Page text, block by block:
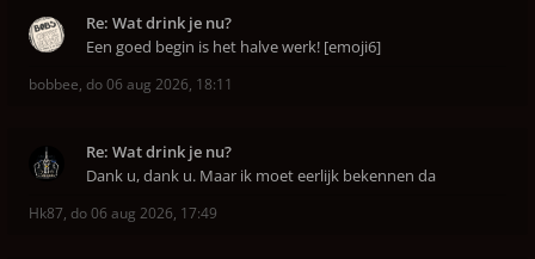
Re: Wat drink je nu?
Een goed begin is het halve werk! [emoji6]
bobbee, do 06 aug 2026, 18:11
Re: Wat drink je nu?
Dank u, dank u. Maar ik moet eerlijk bekennen da
Hk87, do 06 aug 2026, 17:49